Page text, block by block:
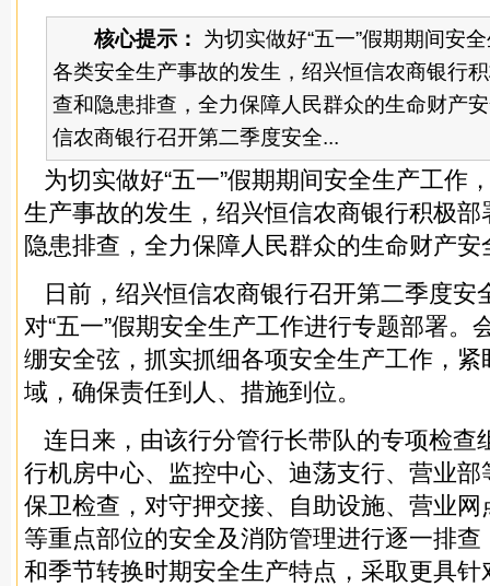
核心提示：
为切实做好“五一”假期期间安
各类安全生产事故的发生，绍兴恒信农商银行
查和隐患排查，全力保障人民群众的生命财产
信农商银行召开第二季度安全...
为切实做好“五一”假期期间安全生产工作
生产事故的发生，绍兴恒信农商银行积极
隐患排查，全力保障人民群众的生命财产安
日前，绍兴恒信农商银行召开第二季度安
对“五一”假期安全生产工作进行专题部署。
绷安全弦，抓实抓细各项安全生产工作，
域，确保责任到人、措施到位。
连日来，由该行分管行长带队的专项检查
行机房中心、监控中心、迪荡支行、营业
保卫检查，对守押交接、自助设施、营业
等重点部位的安全及消防管理进行逐一排
和季节转换时期安全生产特点，采取更具